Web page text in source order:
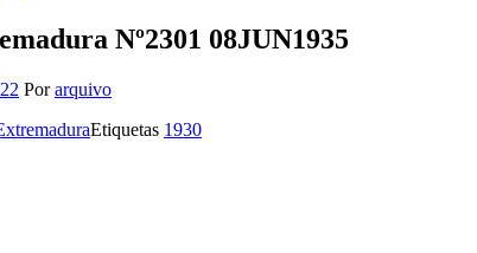
Nº2301 08JUN1935
Porarquivo
Etiquetas 1930